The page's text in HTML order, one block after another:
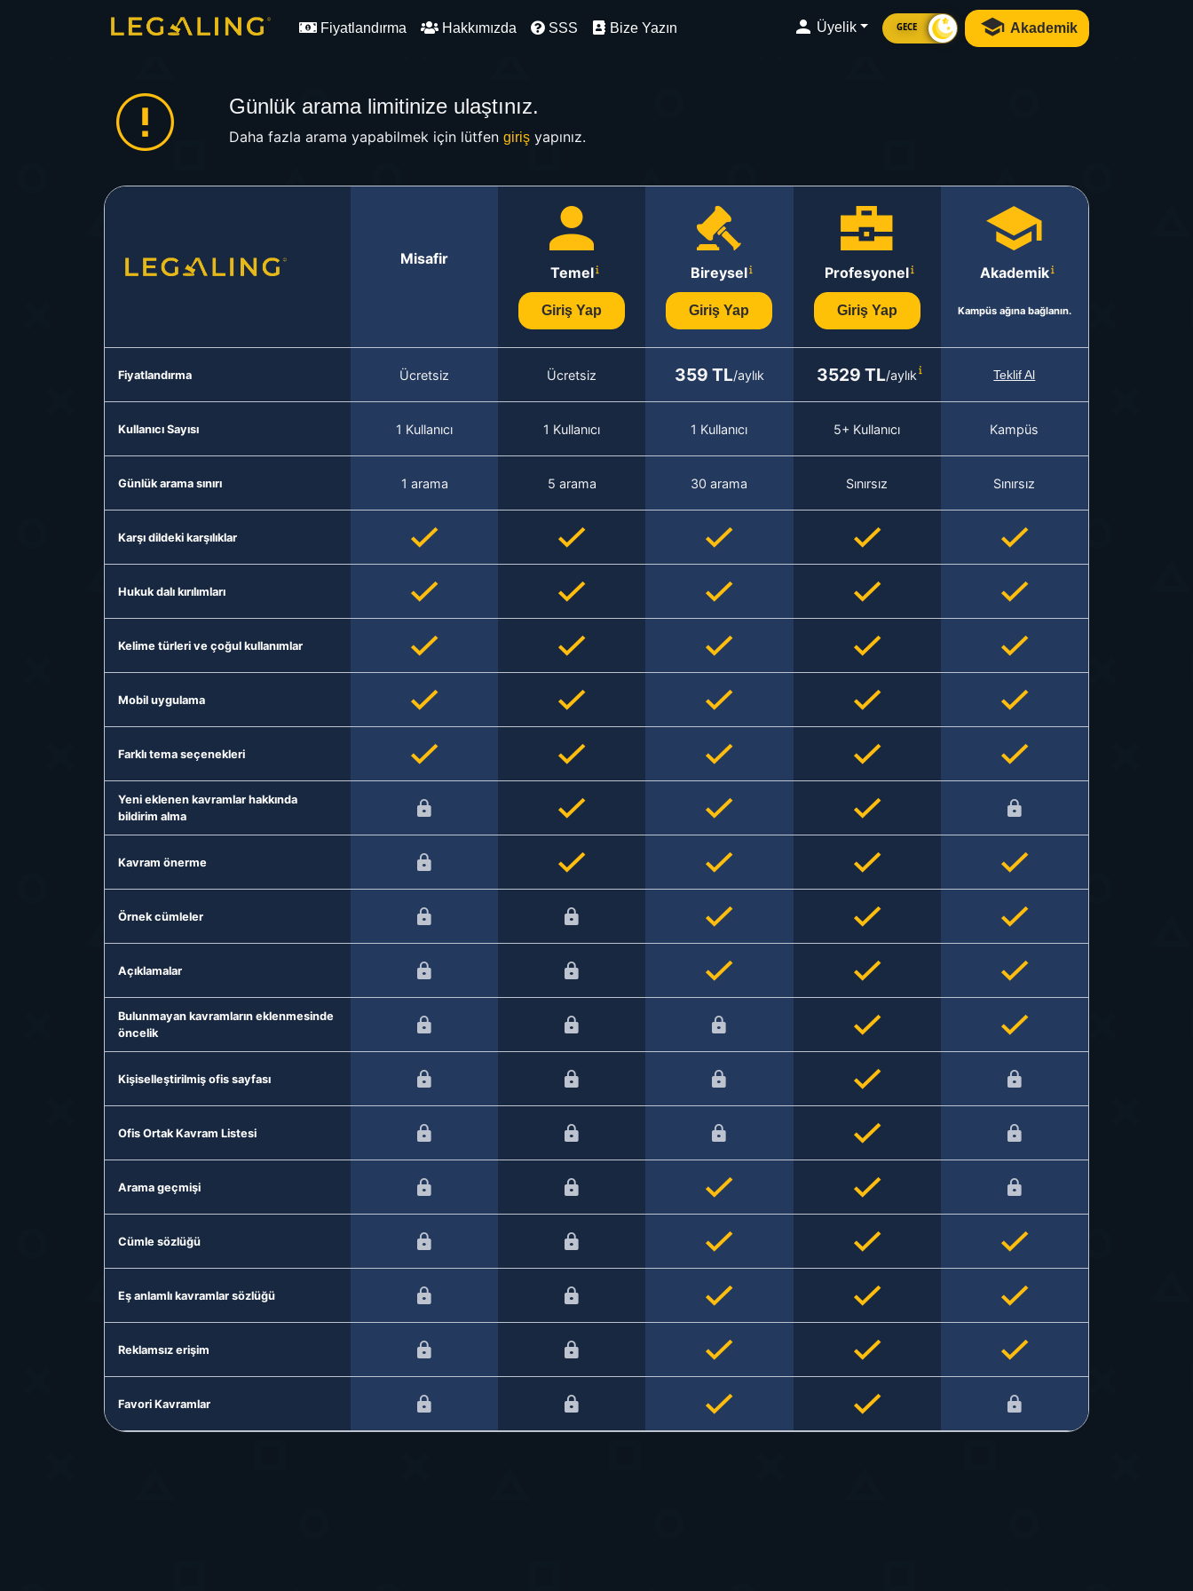
Fiyatlandırma Hakkımızda SSS Bize Yazın Üyelik GECE Akademik
Günlük arama limitinize ulaştınız.
Daha fazla arama yapabilmek için lütfen girişyapınız.
Misafir
Temel
Giriş Yap
Bireysel
Giriş Yap
Profesyonel
Giriş Yap
Akademik
Kampüs ağına bağlanın.
Fiyatlandırma Ücretsiz Ücretsiz 359 TL/aylık 3529 TL/aylık Teklif Al
Kullanıcı Sayısı 1 Kullanıcı 1 Kullanıcı 1 Kullanıcı 5+ Kullanıcı Kampüs
Günlük arama sınırı 1 arama 5 arama 30 arama Sınırsız Sınırsız
Karşı dildeki karşılıklar
Hukuk dalı kırılımları
Kelime türleri ve çoğul kullanımlar
Mobil uygulama
Farklı tema seçenekleri
Yeni eklenen kavramlar hakkında
bildirim alma
Kavram önerme
Örnek cümleler
Açıklamalar
Bulunmayan kavramların eklenmesinde
öncelik
Kişiselleştirilmiş ofis sayfası
Ofis Ortak Kavram Listesi
Arama geçmişi
Cümle sözlüğü
Eş anlamlı kavramlar sözlüğü
Reklamsız erişim
Favori Kavramlar